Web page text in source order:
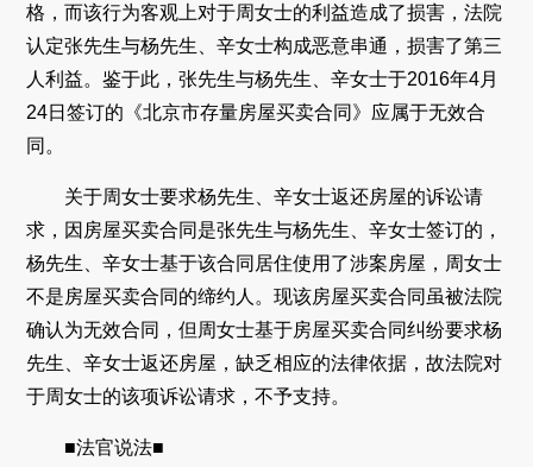
格，而该行为客观上对于周女士的利益造成了损害，法院
认定张先生与杨先生、辛女士构成恶意串通，损害了第三
人利益。鉴于此，张先生与杨先生、辛女士于2016年4月
24日签订的《北京市存量房屋买卖合同》应属于无效合
同。
关于周女士要求杨先生、辛女士返还房屋的诉讼请
求，因房屋买卖合同是张先生与杨先生、辛女士签订的，
杨先生、辛女士基于该合同居住使用了涉案房屋，周女士
不是房屋买卖合同的缔约人。现该房屋买卖合同虽被法院
确认为无效合同，但周女士基于房屋买卖合同纠纷要求杨
先生、辛女士返还房屋，缺乏相应的法律依据，故法院对
于周女士的该项诉讼请求，不予支持。
■法官说法■